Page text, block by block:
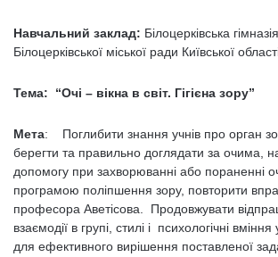
Навчальний заклад: Білоцерківська
Білоцерківської міської ради Київської
Тема: “Очі – вікна в світ. Гігієна зору”
Мета: Поглибити знання учнів про орган
берегти та правильно доглядати за очима,
допомогу при захворюванні або пораненні
програмою поліпшення зору, повторити
професора Аветісова. Продовжувати
взаємодії в групі, стилі і психологічні вміння
для ефективного вирішення поставленої